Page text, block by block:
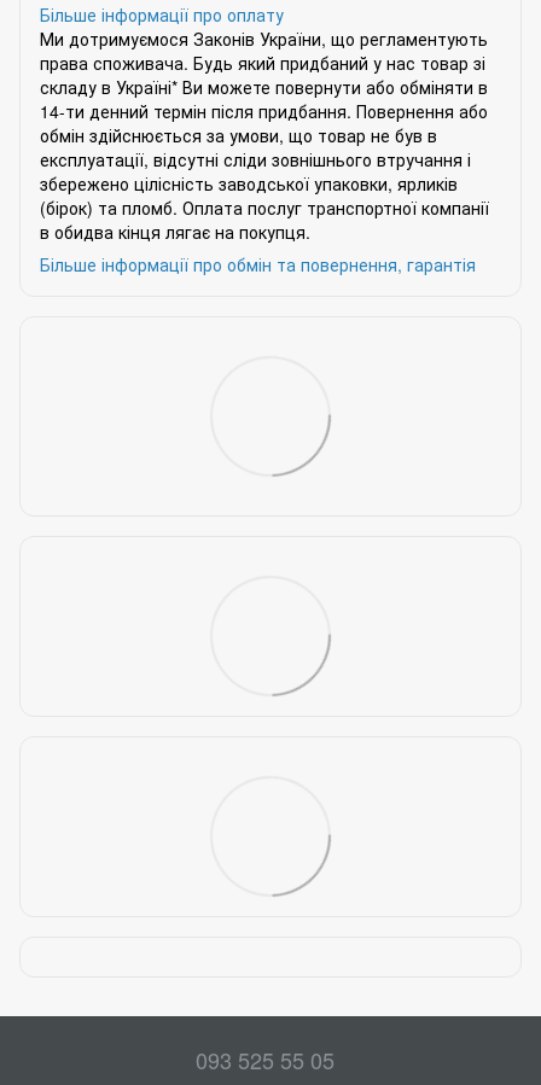
Більше інформації про оплату
Ми дотримуємося Законів України, що регламентують
права споживача. Будь який придбаний у нас товар зі
складу в Україні* Ви можете повернути або обміняти в
14-ти денний термін після придбання. Повернення або
обмін здійснюється за умови, що товар не був в
експлуатації, відсутні сліди зовнішнього втручання і
збережено цілісність заводської упаковки, ярликів
(бірок) та пломб. Оплата послуг транспортної компанії
в обидва кінця лягає на покупця.
Більше інформації про обмін та повернення, гарантія
093 525 55 05